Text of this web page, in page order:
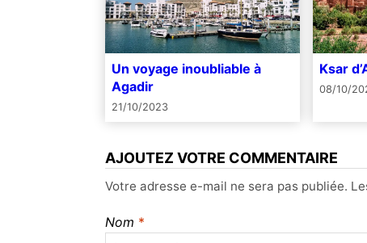
Un voyage inoubliable à
Agadir
21/10/2023
Ksar
08/10/
AJOUTEZ VOTRE COMMENTAIRE
Votre adresse e-mail ne sera pas publiée.
Nom *